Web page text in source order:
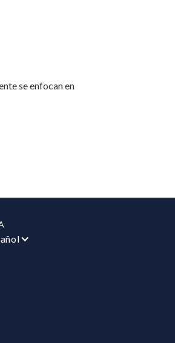
se enfocan en